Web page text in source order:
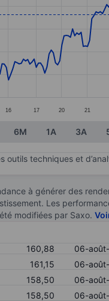
Data ranges from
16 17 20 21
6M 1A 3A
outils techniques et
à générer des
Les
modifiées par Saxo.
160,88
06-
161,15
06-
158,50
06-
158,50
06-